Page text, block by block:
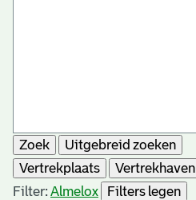
Zoek
Uitgebreid zoeken
Vertrekplaats
Vertrekhaven
Filter: Almelox
Filters legen